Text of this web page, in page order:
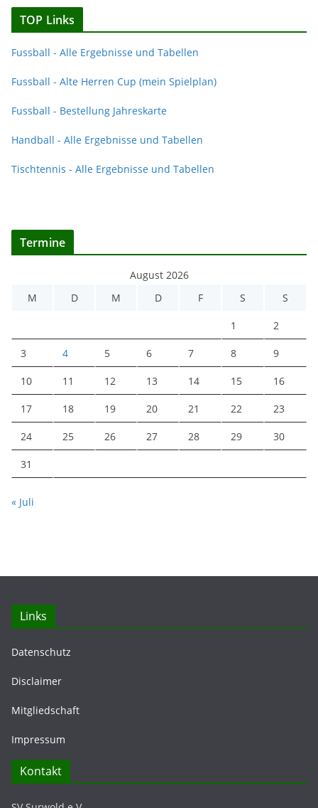
TOP Links
Fussball - Alle Ergebnisse und Tabellen
Fussball - Alte Herren Cup (mein Spielplan)
Fussball - Bestellung Jahreskarte
Handball - Alle Ergebnisse und Tabellen
Tischtennis - Alle Ergebnisse und Tabellen
Termine
August 2026
M
D M D F S S
1 2
3 4 5 6 7 8 9
10 11 12 13 14 15 16
17 18 19 20 21 22 23
24 25 26 27 28 29 30
31
« Juli
Links
Datenschutz
Disclaimer
Mitgliedschaft
Impressum
Kontakt